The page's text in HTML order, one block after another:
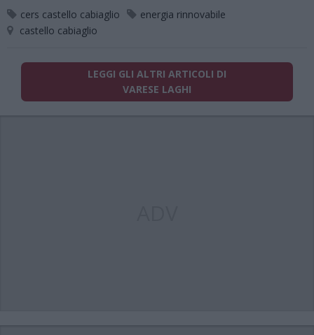
cers castello cabiaglio
energia rinnovabile
castello cabiaglio
LEGGI GLI ALTRI ARTICOLI DI
VARESE LAGHI